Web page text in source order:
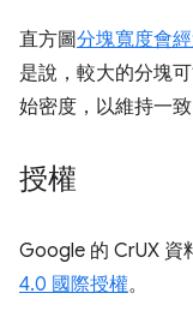
直方圖分塊寬度會
是說，較大的分塊
始密度，以維持一致
授權
Google 的 CrUX 資
4.0 國際授權。